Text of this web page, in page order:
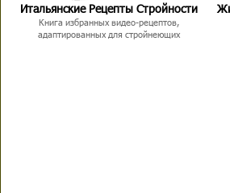
Итальянские Рецепты Стройности
Книга избранных видео-рецептов,
адаптированных для стройнеющих